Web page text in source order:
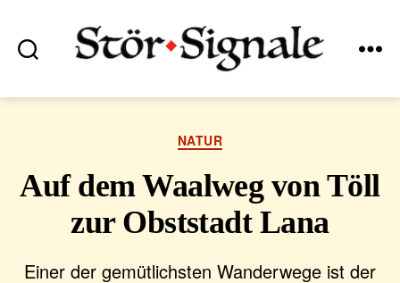
Kategorien
NATUR
Auf dem Waalweg von Töll
zur Obststadt Lana
Einer der gemütlichsten Wanderwege ist der